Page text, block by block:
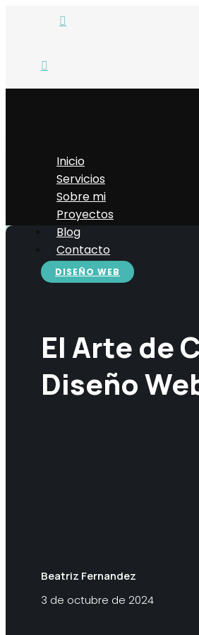


Inicio
Servicios
Sobre mi
Proyectos
Blog
Contacto
DISEÑO WEB
El Arte de
Diseño
Beatriz Fernandez
3 de octubre de 2024